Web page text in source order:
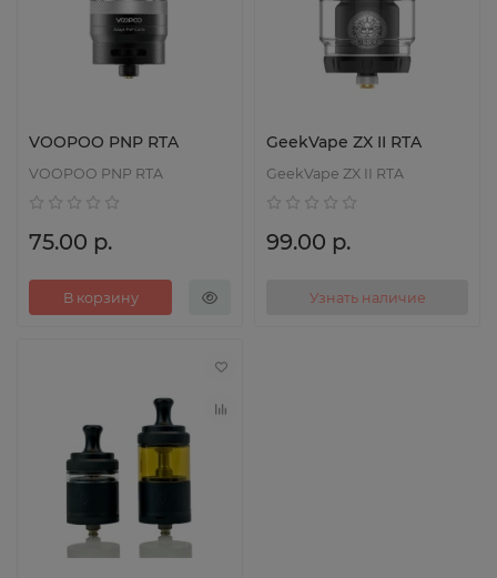
VOOPOO PNP RTA
VOOPOO PNP RTA
75.00 р.
В корзину
GeekVape ZX II RTA
GeekVape ZX II RTA
99.00 р.
Узнать наличие